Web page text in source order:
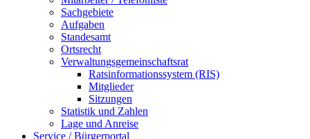
Sachgebiete
Aufgaben
Standesamt
Ortsrecht
Verwaltungsgemeinschaftsrat
Ratsinformationssystem (RIS)
Mitglieder
Sitzungen
Statistik und Zahlen
Lage und Anreise
Service / Bürgerportal